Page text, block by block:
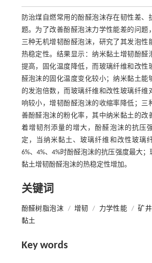
防治煤自燃常用的酚醛泡沫存在韧性差、
题。为了改善酚醛泡沫力学性能差的问题
三种无机增韧酚醛泡沫，研究了其发泡性
热稳定性。结果显示：纳米黏土增韧酚醛
提高，固化温度降低，而玻璃纤维和改性
醛泡沫的固化温度变化较小；纳米黏土能
的发泡倍数，而玻璃纤维和改性玻璃纤维
响较小，增韧酚醛泡沫的收缩率降低；三
善酚醛泡沫的粉化率，其中纳米黏土的改
着增韧剂添量的增大，酚醛泡沫的抗压
定，当纳米黏土、玻璃纤维和改性玻璃
6%、4%、4%时酚醛泡沫的抗压强度最大
黏土增韧酚醛泡沫的热稳定性增加。
关键词
酚醛树脂泡沫 / 增韧 / 力学性能 / 矿
黏土
Key words